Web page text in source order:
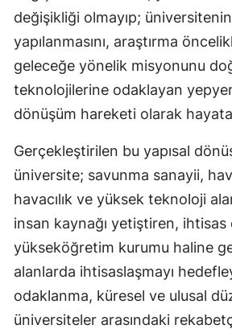
değişikliği olmayıp;
yapılanmasını, araştırma
geleceğe yönelik misyonunu
teknolojilerine odaklayan
dönüşüm hareketi olarak
Gerçekleştirilen bu yapısal
üniversite; savunma sanayii,
havacılık ve yüksek teknoloji
insan kaynağı yetiştiren, ihtisas
yükseköğretim kurumu haline
alanlarda ihtisaslaşmayı
odaklanma, küresel ve ulusal
üniversiteler arasındaki